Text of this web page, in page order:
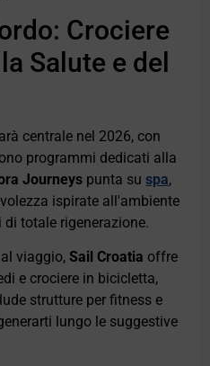
Crociere
Salute e del
centrale nel 2026, con
programmi dedicati alla
Journeys punta suspa,
ispirate all'ambiente
totale rigenerazione.
al viaggio,Sail Croatia offre
e crociere in bicicletta,
strutture per fitness e
lungo le suggestive